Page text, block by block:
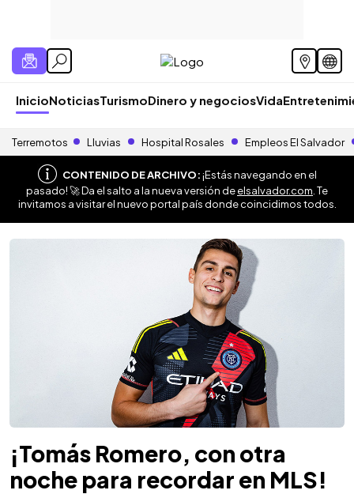
InicioNoticiasTurismoDinero y negociosVida
Terremotos Lluvias Hospital Rosales Empleos El Salvador
CONTENIDO DE ARCHIVO:¡Estás navegando en el
pasado! 🚀 Da el salto a la nueva versión deelsalvador.com . Te
invitamos a visitar el nuevo portal país donde coincidimos todos.
¡Tomás Romero, con otra
noche para recordar en MLS!